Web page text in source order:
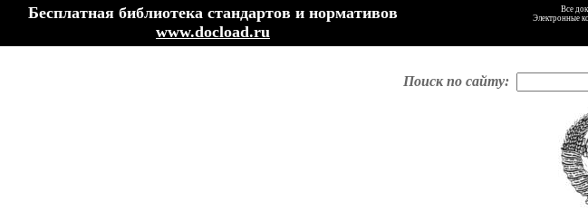
Бесплатная библиотека стандартов и нормативов
www.docload.ru
Все
Электронные
Поиск по сайту: